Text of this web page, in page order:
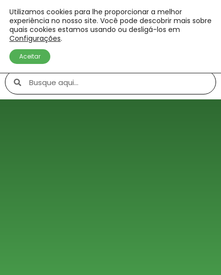
Utilizamos cookies para lhe proporcionar a melhor
experiência no nosso site. Você pode descobrir mais sobre
quais cookies estamos usando ou desligá-los em
Configurações.
Aceitar